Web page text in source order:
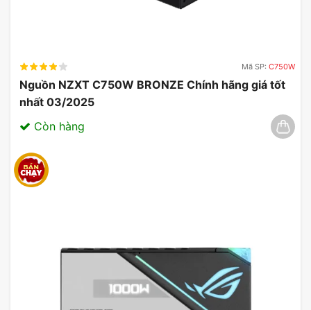
Mã SP: C750W
Nguồn NZXT C750W BRONZE Chính hãng giá tốt
nhất 03/2025
Còn hàng